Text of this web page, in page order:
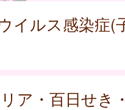
イルス感染症(
ア・百日せき